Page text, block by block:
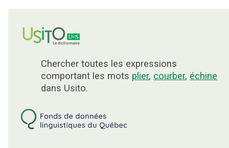
Chercher toutes les expressions
comportant les mots plier, courber, échine
dans Usito.